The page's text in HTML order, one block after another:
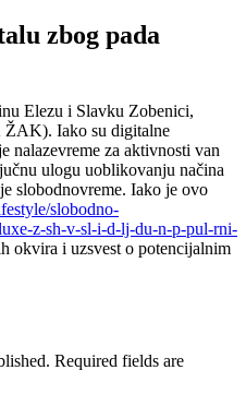
zbog pada
Elezu i Slavku Zobenici,
Iako su digitalne
nalazevreme za aktivnosti van
ulogu uoblikovanju načina
slobodnovreme. Iako je ovo
slobodno-
z-sh-v-sl-i-d-lj-du-n-p-pul-rni-
okvira i uzsvest o potencijalnim
Required fields are